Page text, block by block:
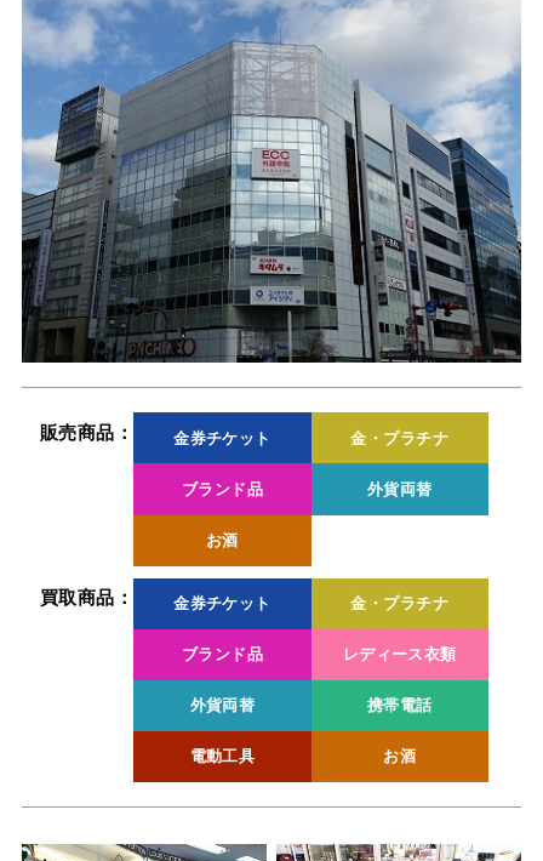
販売商品： 金券チケット 金・プラチナ
ブランド品 外貨両替
お酒
買取商品： 金券チケット 金・プラチナ
ブランド品 レディース衣類
外貨両替 携帯電話
電動工具 お酒